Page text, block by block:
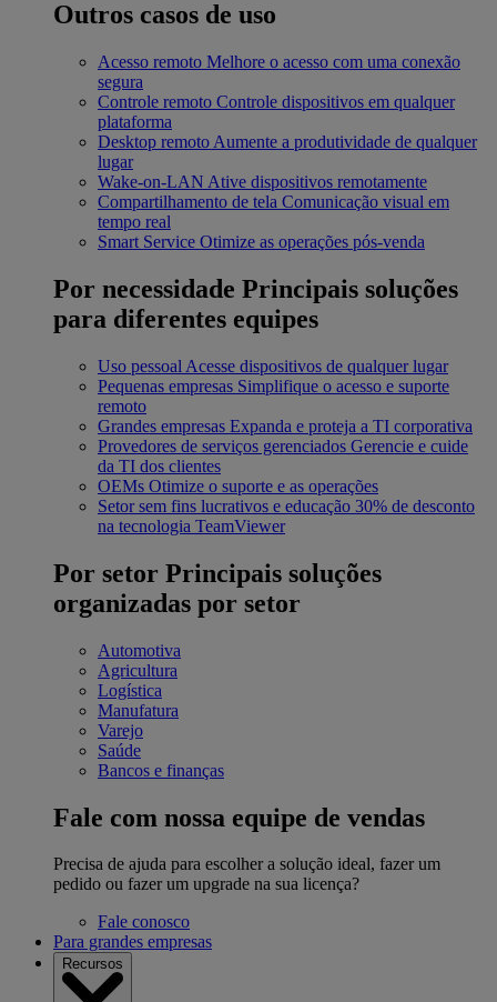
Outros casos de uso
Acesso remoto Melhore o acesso com uma conexão
segura
Controle remoto Controle dispositivos em qualquer
plataforma
Desktop remoto Aumente a produtividade de qualquer
lugar
Wake-on-LAN Ative dispositivos remotamente
Compartilhamento de tela Comunicação visual em
tempo real
Smart Service Otimize as operações pós-venda
Por necessidade Principais soluções
para diferentes equipes
Uso pessoal Acesse dispositivos de qualquer lugar
Pequenas empresas Simplifique o acesso e suporte
remoto
Grandes empresas Expanda e proteja a TI corporativa
Provedores de serviços gerenciados Gerencie e cuide
da TI dos clientes
OEMs Otimize o suporte e as operações
Setor sem fins lucrativos e educação 30% de desconto
na tecnologia TeamViewer
Por setor Principais soluções
organizadas por setor
Automotiva
Agricultura
Logística
Manufatura
Varejo
Saúde
Bancos e finanças
Fale com nossa equipe de vendas
Precisa de ajuda para escolher a solução ideal, fazer um
pedido ou fazer um upgrade na sua licença?
Fale conosco
Para grandes empresas
Recursos